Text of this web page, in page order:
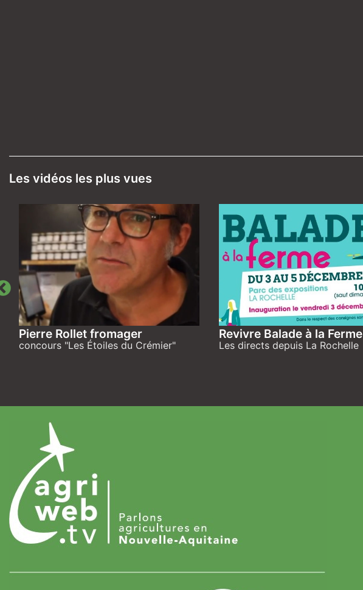
Les vidéos les plus vues
Pierre Rollet fromager
concours "Les Étoiles du Crémier"
Revivre Balade à la Ferme
Les directs depuis La Rochelle